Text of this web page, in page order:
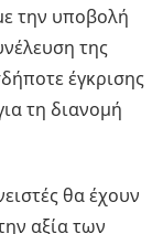
την υποβολή
της
έγκρισης
τη διανομή
θα έχουν
αξία των